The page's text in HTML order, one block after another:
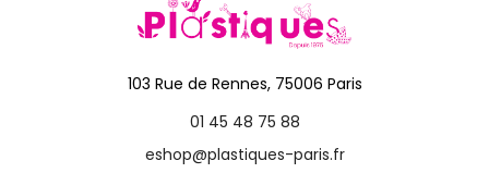
103 Rue de Rennes, 75006 Paris
01 45 48 75 88
eshop@plastiques-paris.fr